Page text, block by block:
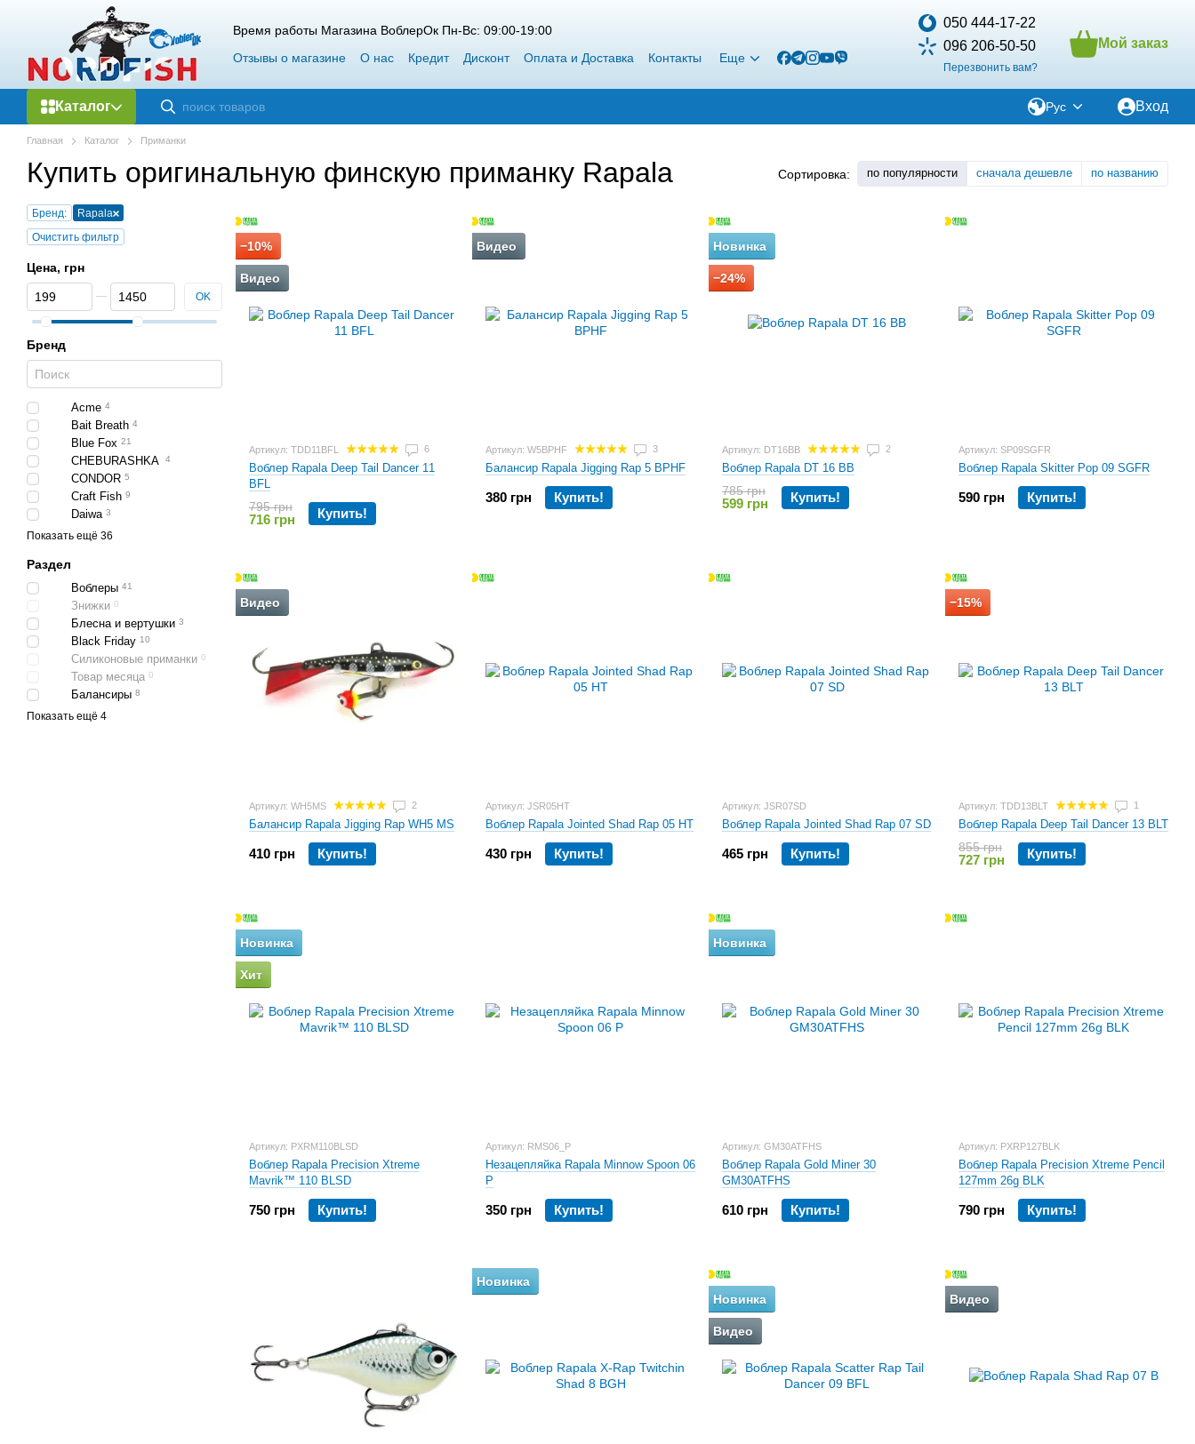
Перейти к основному контенту
Время работы Магазина ВоблерОк Пн-Вс: 09:00-19:00
Отзывы о магазине
О нас Кредит Дисконт Оплата и Доставка Контакты Еще
050 444-17-22
096 206-50-50
Перезвонить вам?
Мой заказ
Каталог Рус Вход
Главная Каталог Приманки
Купить оригинальную финскую приманку Rapala Сортировка: по популярности сначала дешевле по названию
−10%
Видео
Артикул: TDD11BFL 6
Воблер Rapala Deep Tail Dancer 11
BFL
795 грн
716 грн Купить!
Видео
Артикул: W5BPHF 3
Балансир Rapala Jigging Rap 5 BPHF
380 грн Купить!
Новинка
−24%
Артикул: DT16BB 2
Воблер Rapala DT 16 BB
785 грн
599 грн Купить!
Артикул: SP09SGFR
Воблер Rapala Skitter Pop 09 SGFR
590 грн Купить!
Видео
Артикул: WH5MS 2
Балансир Rapala Jigging Rap WH5 MS
410 грн Купить!
Артикул: JSR05HT
Воблер Rapala Jointed Shad Rap 05 HT
430 грн Купить!
Артикул: JSR07SD
Воблер Rapala Jointed Shad Rap 07 SD
465 грн Купить!
−15%
Артикул: TDD13BLT 1
Воблер Rapala Deep Tail Dancer 13 BLT
855 грн
727 грн Купить!
Новинка
Хит
Артикул: PXRM110BLSD
Воблер Rapala Precision Xtreme
Mavrik™ 110 BLSD
750 грн Купить!
Артикул: RMS06_P
Незацепляйка Rapala Minnow Spoon 06
P
350 грн Купить!
Новинка
Артикул: GM30ATFHS
Воблер Rapala Gold Miner 30
GM30ATFHS
610 грн Купить!
Артикул: PXRP127BLK
Воблер Rapala Precision Xtreme Pencil
127mm 26g BLK
790 грн Купить!
Новинка
Новинка
Видео
Видео
Бренд:
Rapala
Очистить фильтр
Цена, грн
От Цена, грн
До Цена, грн OK
Бренд
Acme 4
Bait Breath 4
Blue Fox 21
CHEBURASHKA 4
CONDOR 5
Craft Fish 9
Daiwa 3
Deps 2
Evergreen 11
Fishingdrugs
Fladen
Fresh Lures 5
Golden Mean
Jackall
Jackson
Jaxon
Показать ещё 36
Раздел
Воблеры 41
Знижки 0
Блесна и вертушки 3
Black Friday 10
Силиконовые приманки 0
Товар месяца 0
Балансиры 8
Морские силиконовые
Показать ещё 4